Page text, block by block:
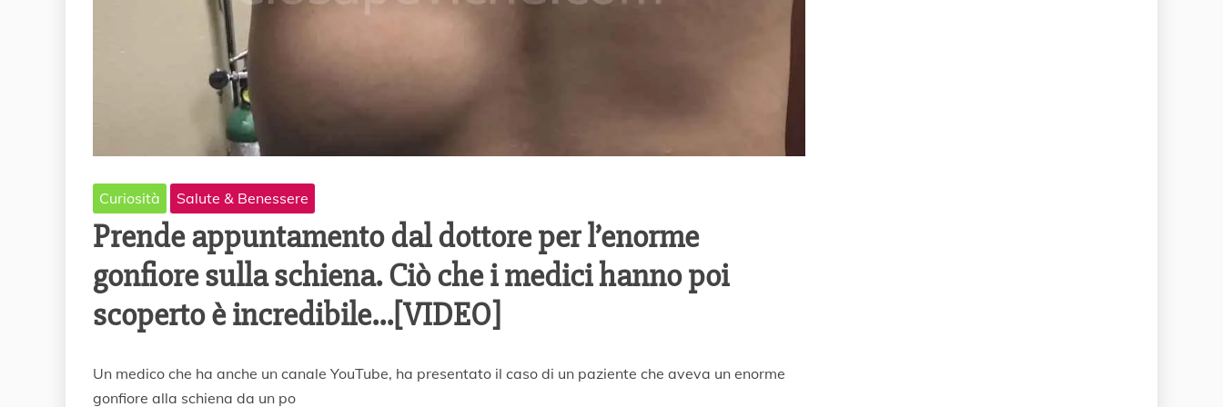
Curiosità Salute & Benessere
Prende appuntamento dal dottore per l’enorme
gonfiore sulla schiena. Ciò che i medici hanno poi
scoperto è incredibile…[VIDEO]
6
e
Un medico che ha anche un canale YouTube, ha presentato il caso di un paziente che aveva un enorme
gonfiore alla schiena da un po